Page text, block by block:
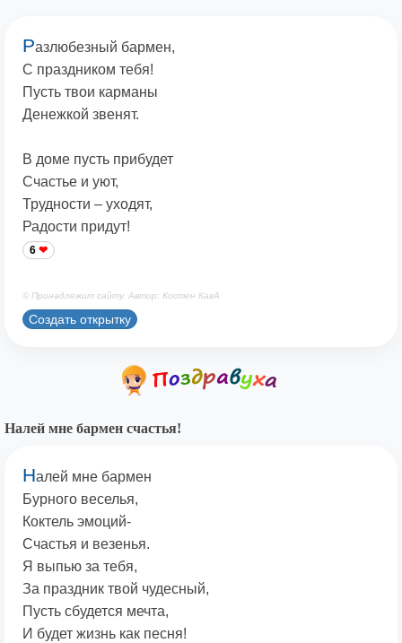
Разлюбезный бармен,
С праздником тебя!
Пусть твои карманы
Денежкой звенят.
В доме пусть прибудет
Счастье и уют,
Трудности – уходят,
Радости придут!
6
© Принадлежит сайту. Автор: Костен КавА
Создать открытку
Налей мне бармен счастья!
Налей мне бармен
Бурного веселья,
Коктель эмоций-
Счастья и везенья.
Я выпью за тебя,
За праздник твой чудесный,
Пусть сбудется мечта,
И будет жизнь как песня!